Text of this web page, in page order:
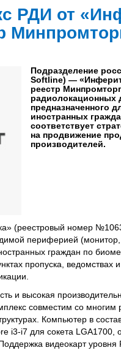
РДИ от
Подразделение
Softline) —
реестр
радиолокационных
предназначенного
иностранных
соответствует
на продвижение
производителей.
(реестровый номер
периферией
граждан по
пропуска,
и высокая
совместим со
Компьютер в
i3-i7 для сокета
видеокарт уровня